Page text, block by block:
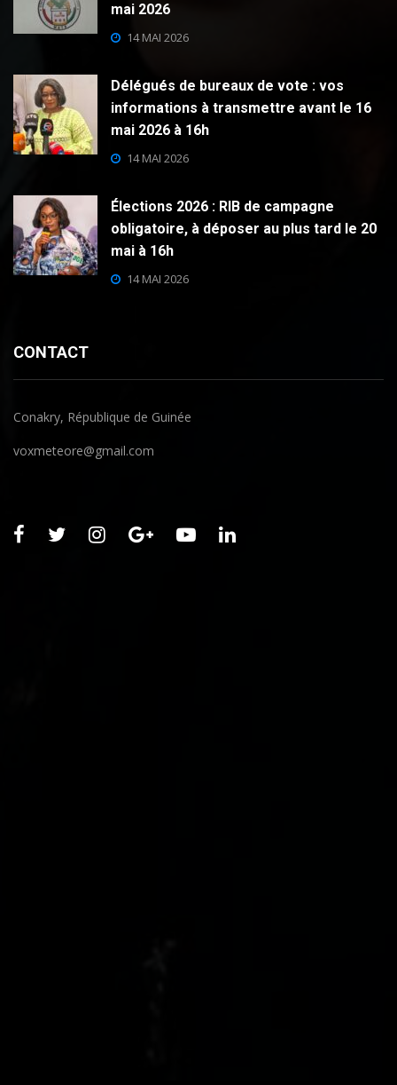
mai 2026
14 MAI 2026
Délégués de bureaux de vote : vos
informations à transmettre avant le 16
mai 2026 à 16h
14 MAI 2026
Élections 2026 : RIB de campagne
obligatoire, à déposer au plus tard le 20
mai à 16h
14 MAI 2026
CONTACT
Conakry, République de Guinée
voxmeteore@gmail.com